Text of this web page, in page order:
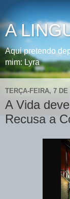
A
Aqui pretendo
mim: Lyra
TERÇA-FEIRA, 7
A Vida
Recusa a